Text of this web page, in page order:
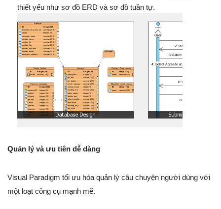
thiết yếu như sơ đồ ERD và sơ đồ tuần tự.
Quản lý và ưu tiên dễ dàng
Visual Paradigm tối ưu hóa quản lý câu chuyện người dùng với
một loạt công cụ mạnh mẽ.